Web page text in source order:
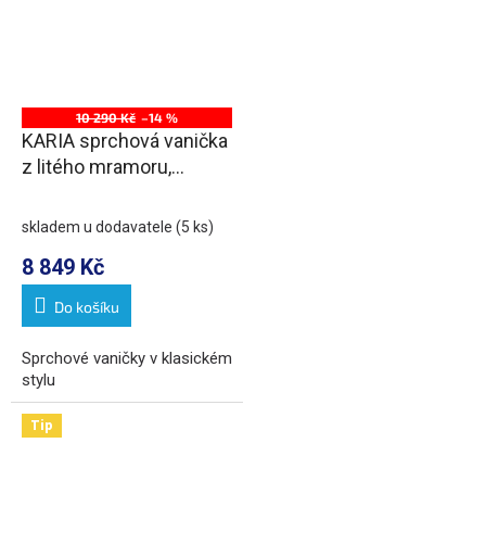
10 290 Kč –14 %
KARIA sprchová vanička
z litého mramoru,
skladem u dodavatele (5 ks)
8 849 Kč
Do košíku
Sprchové vaničky v klasickém
stylu
Tip